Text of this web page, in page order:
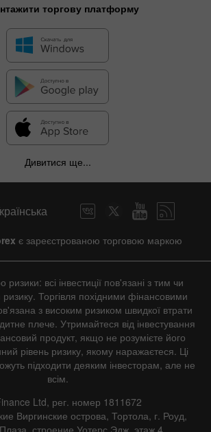
торгову платформу
Дивитися ще...
є зареєстрованою торговою маркою
всі інвестиції пов'язані з тим чи
Торгівля похідними фінансовими
з високим ризиком швидкої втрати
плече. Утримайтеся від інвестування
продукт, якщо не розумієте його
рівень ризику, якому наражаєтеся. Ці
підходити деяким інвесторам, але не
всім.
Ltd, рег. номер 1811672
Виргинские острова, Тортола, г. Роуд,
строение Уотерс Эдж, этаж 4.